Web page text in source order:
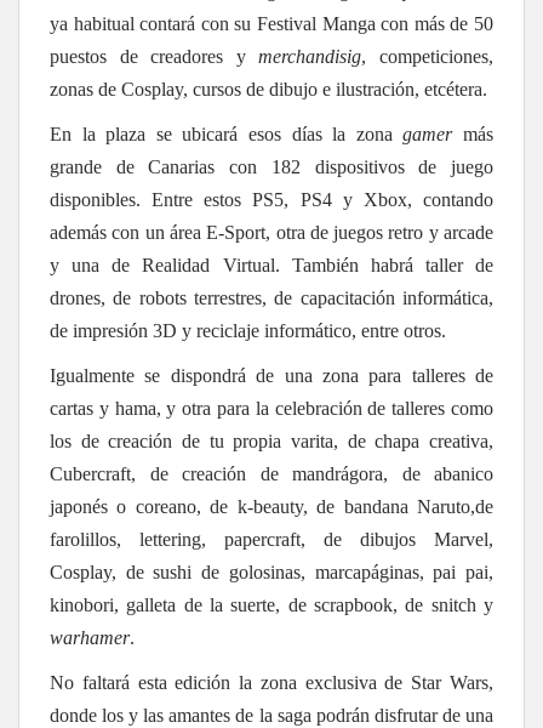
ya habitual contará con su Festival Manga con más de 50
puestos de creadores ymerchandisig, competiciones,
zonas de Cosplay, cursos de dibujo e ilustración, etcétera.
En la plaza se ubicará esos días la zonagamermás
grande de Canarias con 182 dispositivos de juego
disponibles. Entre estos PS5, PS4 y Xbox, contando
además con un área E-Sport, otra de juegos retro y arcade
y una de Realidad Virtual. También habrá taller de
drones, de robots terrestres, de capacitación informática,
de impresión 3D y reciclaje informático, entre otros.
Igualmente se dispondrá de una zona para talleres de
cartas y hama, y otra para la celebración de talleres como
los de creación de tu propia varita, de chapa creativa,
Cubercraft, de creación de mandrágora, de abanico
japonés o coreano, de k-beauty, de bandana Naruto,de
farolillos, lettering, papercraft, de dibujos Marvel,
Cosplay, de sushi de golosinas, marcapáginas, pai pai,
kinobori, galleta de la suerte, de scrapbook, de snitch y
warhamer.
No faltará esta edición la zona exclusiva de Star Wars,
donde los y las amantes de la saga podrán disfrutar de una